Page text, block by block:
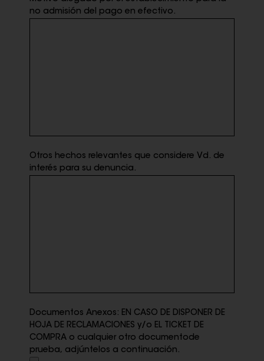
no admisión del pago en efectivo.
Otros hechos relevantes que considere Vd. de
interés para su denuncia.
Documentos Anexos: EN CASO DE DISPONER DE
HOJA DE RECLAMACIONES y/o EL TICKET DE
COMPRA o cualquier otro documentode
prueba, adjúntelos a continuación.